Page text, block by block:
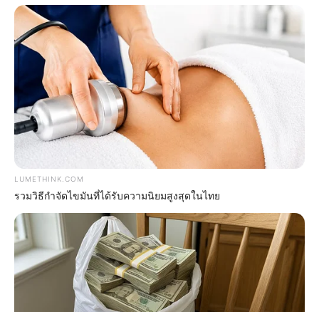
Why this ordinary drink is the secret to feeling
your best every day
CTA LOVE
LUMETHINK.COM
รวมวิธีกำจัดไขมันที่ได้รับความนิยมสูงสุดในไทย